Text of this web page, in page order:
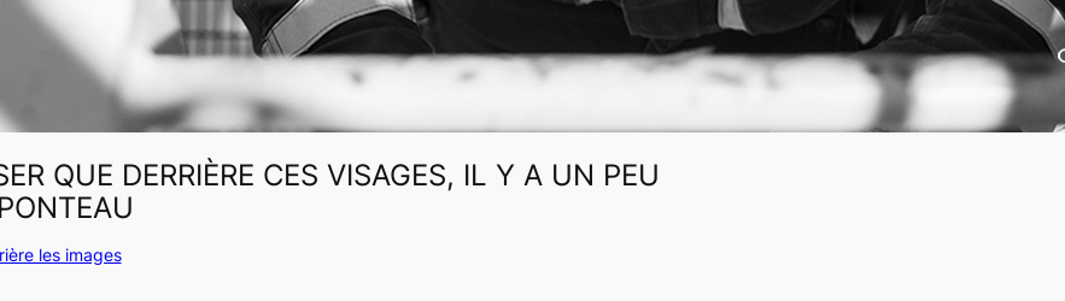
QUE DERRIÈRE CES VISAGES, IL Y A UN PEU
les images